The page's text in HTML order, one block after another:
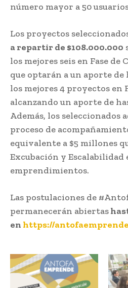
número mayor a 50
Los proyectos
a repartir de $108.000.000
los mejores seis en Fase de
que optarán a un aporte de
los mejores 4 proyectos en
alcanzando un aporte de
Además, los seleccionados
proceso de
equivalente a $5 millones
Excubación y Escalabilidad
emprendimientos.
Las postulaciones de
permanecerán abiertas
en https://